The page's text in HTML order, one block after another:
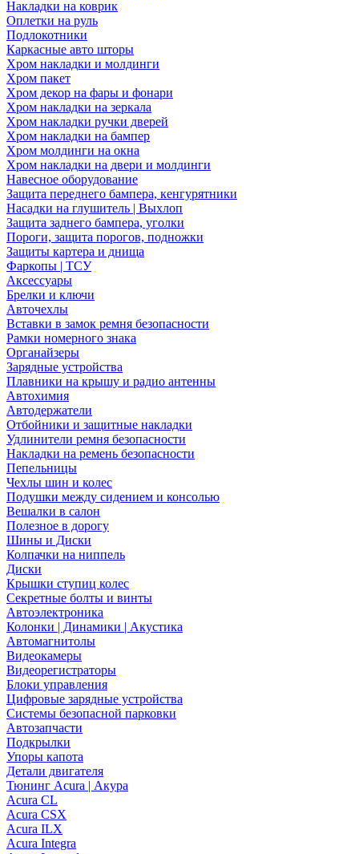
Накладки на коврик
Оплетки на руль
Подлокотники
Каркасные авто шторы
Хром накладки и молдинги
Хром пакет
Хром декор на фары и фонари
Хром накладки на зеркала
Хром накладки ручки дверей
Хром накладки на бампер
Хром молдинги на окна
Хром накладки на двери и молдинги
Навесное оборудование
Защита переднего бампера, кенгурятники
Насадки на глушитель | Выхлоп
Защита заднего бампера, уголки
Пороги, защита порогов, подножки
Защиты картера и днища
Фаркопы | ТСУ
Аксессуары
Брелки и ключи
Авточехлы
Вставки в замок ремня безопасности
Рамки номерного знака
Органайзеры
Зарядные устройства
Плавники на крышу и радио антенны
Автохимия
Автодержатели
Отбойники и защитные накладки
Удлинители ремня безопасности
Накладки на ремень безопасности
Пепельницы
Чехлы шин и колес
Подушки между сидением и консолью
Вешалки в салон
Полезное в дорогу
Шины и Диски
Колпачки на ниппель
Диски
Крышки ступиц колес
Секретные болты и винты
Автоэлектроника
Колонки | Динамики | Акустика
Автомагнитолы
Видеокамеры
Видеорегистраторы
Блоки управления
Цифровые зарядные устройства
Системы безопасной парковки
Автозапчасти
Подкрылки
Упоры капота
Детали двигателя
Тюнинг Acura | Акура
Acura CL
Acura CSX
Acura ILX
Acura Integra